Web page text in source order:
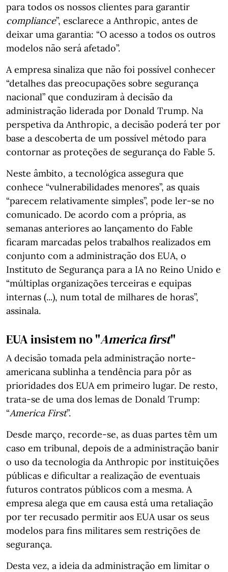
para todos os nossos clientes para garantir
compliance”, esclarece a Anthropic, antes de
deixar uma garantia: “O acesso a todos os outros
modelos não será afetado”.
A empresa sinaliza que não foi possível conhecer
“detalhes das preocupações sobre segurança
nacional” que conduziram à decisão da
administração liderada por Donald Trump. Na
perspetiva da Anthropic, a decisão poderá ter por
base a descoberta de um possível método para
contornar as proteções de segurança do Fable 5.
Neste âmbito, a tecnológica assegura que
conhece “vulnerabilidades menores”, as quais
“parecem relativamente simples”, pode ler-se no
comunicado. De acordo com a própria, as
semanas anteriores ao lançamento do Fable
ficaram marcadas pelos trabalhos realizados em
conjunto com a administração dos EUA, o
Instituto de Segurança para a IA no Reino Unido e
“múltiplas organizações terceiras e equipas
internas (...), num total de milhares de horas”,
assinala.
EUA insistem no "America first"
A decisão tomada pela administração norte-
americana sublinha a tendência para pôr as
prioridades dos EUA em primeiro lugar. De resto,
trata-se de uma dos lemas de Donald Trump:
“America First”.
Desde março, recorde-se, as duas partes têm um
caso em tribunal, depois de a administração banir
o uso da tecnologia da Anthropic por instituições
públicas e dificultar a realização de eventuais
futuros contratos públicos com a mesma. A
empresa alega que em causa está uma retaliação
por ter recusado permitir aos EUA usar os seus
modelos para fins militares sem restrições de
segurança.
Desta vez, a ideia da administração em limitar o